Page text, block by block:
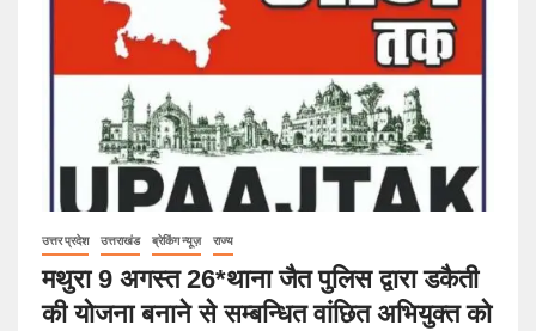
उत्तर प्रदेश उत्तराखंड ब्रेकिंग न्यूज़ राज्य
मथुरा 9 अगस्त 26*थाना जैत पुलिस द्वारा डकैती
की योजना बनाने से सम्बन्धित वांछित अभियुक्त को